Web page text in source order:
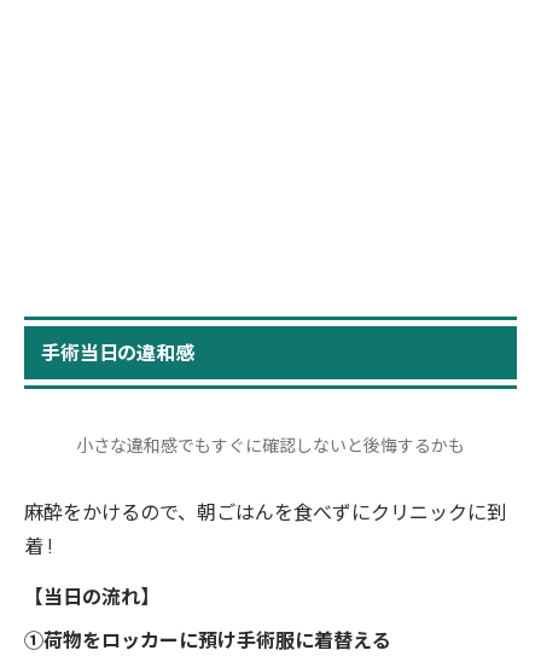
手術当日の違和感
小さな違和感でもすぐに確認しないと後悔するかも
麻酔をかけるので、朝ごはんを食べずにクリニックに到
着 !
【当日の流れ】
①荷物をロッカーに預け手術服に着替える